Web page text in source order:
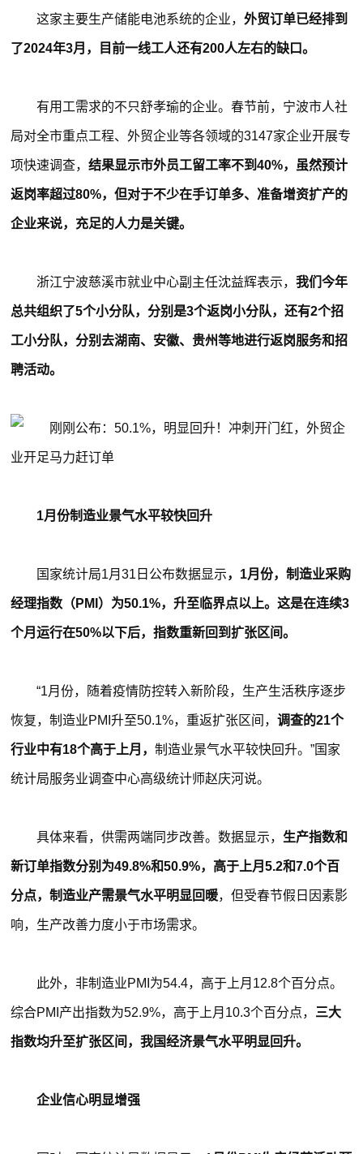
这家主要生产储能电池系统的企业，外贸订单已经排到
了2024年3月，目前一线工人还有200人左右的缺口。
有用工需求的不只舒孝瑜的企业。春节前，宁波市人社
局对全市重点工程、外贸企业等各领域的3147家企业开展专
项快速调查，结果显示市外员工留工率不到40%，虽然预计
返岗率超过80%，但对于不少在手订单多、准备增资扩产的
企业来说，充足的人力是关键。
浙江宁波慈溪市就业中心副主任沈益辉表示，我们今年
总共组织了5个小分队，分别是3个返岗小分队，还有2个招
工小分队，分别去湖南、安徽、贵州等地进行返岗服务和招
聘活动。
1月份制造业景气水平较快回升
国家统计局1月31日公布数据显示，1月份，制造业采购
经理指数（PMI）为50.1%，升至临界点以上。这是在连续3
个月运行在50%以下后，指数重新回到扩张区间。
“1月份，随着疫情防控转入新阶段，生产生活秩序逐步
恢复，制造业PMI升至50.1%，重返扩张区间，调查的21个
行业中有18个高于上月，制造业景气水平较快回升。”国家
统计局服务业调查中心高级统计师赵庆河说。
具体来看，供需两端同步改善。数据显示，生产指数和
新订单指数分别为49.8%和50.9%，高于上月5.2和7.0个百
分点，制造业产需景气水平明显回暖，但受春节假日因素影
响，生产改善力度小于市场需求。
此外，非制造业PMI为54.4，高于上月12.8个百分点。
综合PMI产出指数为52.9%，高于上月10.3个百分点， 三大
指数均升至扩张区间，我国经济景气水平明显回升。
企业信心明显增强